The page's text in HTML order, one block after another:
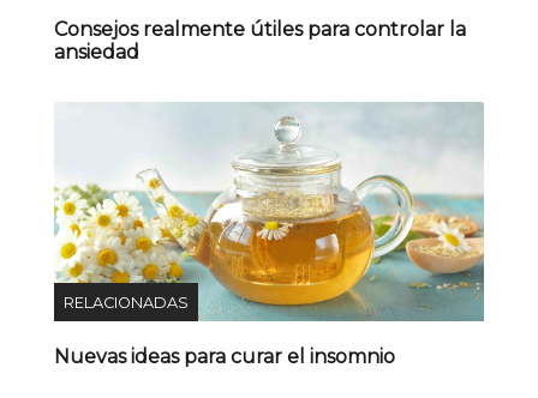
Consejos realmente útiles para controlar la
ansiedad
RELACIONADAS
Nuevas ideas para curar el insomnio